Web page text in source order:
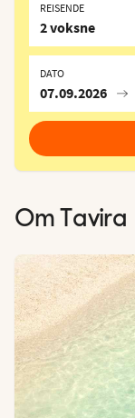
DATO
07.09.2026
REISENDE
2 voksne
Om Tavira